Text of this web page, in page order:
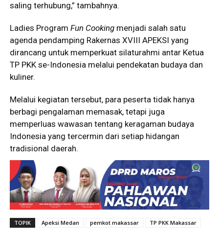
saling terhubung,” tambahnya.
Ladies Program Fun Cooking menjadi salah satu
agenda pendamping Rakernas XVIII APEKSI yang
dirancang untuk memperkuat silaturahmi antar Ketua
TP PKK se-Indonesia melalui pendekatan budaya dan
kuliner.
Melalui kegiatan tersebut, para peserta tidak hanya
berbagi pengalaman memasak, tetapi juga
memperluas wawasan tentang keragaman budaya
Indonesia yang tercermin dari setiap hidangan
tradisional daerah.
TOPIK Apeksi Medan pemkot makassar TP PKK Makassar